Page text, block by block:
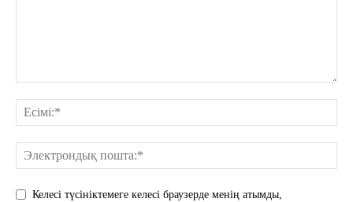
Келесі түсініктемеге келесі браузерде менің атымды,